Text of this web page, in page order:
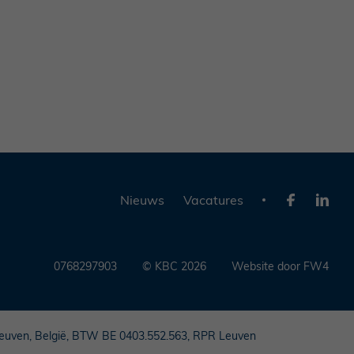
Nieuws Vacatures
0768297903 © KBC 2026 Website door FW4
België, BTW BE 0403.552.563, RPR Leuven